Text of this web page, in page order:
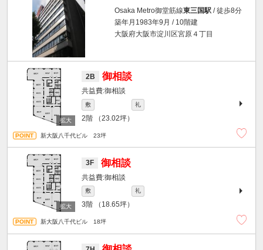
Osaka Metro御堂筋線東三国駅 / 徒歩8分
築年月1983年9月 / 10階建
大阪府大阪市淀川区宮原４丁目
2B 御相談
御相談
敷 礼
2階 （23.02坪）
新大阪八千代ビル 23坪
3F 御相談
御相談
敷 礼
3階 （18.65坪）
新大阪八千代ビル 18坪